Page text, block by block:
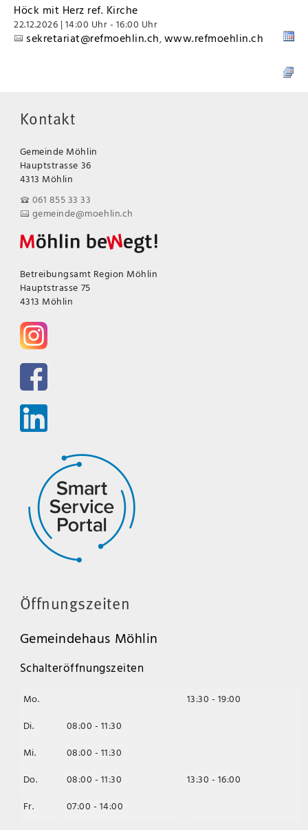
Höck mit Herz ref. Kirche
22.12.2026 | 14:00 Uhr - 16:00 Uhr
sekretariat@refmoehlin.ch,www.refmoehlin.ch
Kontakt
Gemeinde Möhlin
Hauptstrasse 36
4313 Möhlin
061 855 33 33
gemeinde@moehlin.ch
Betreibungsamt Region Möhlin
Hauptstrasse 75
4313 Möhlin
Öffnungszeiten
Gemeindehaus Möhlin
Schalteröffnungszeiten
Mo.
13:30 - 19:00
Di.
08:00 - 11:30
Mi.
08:00 - 11:30
Do.
08:00 - 11:30
13:30 - 16:00
Fr.
07:00 - 14:00